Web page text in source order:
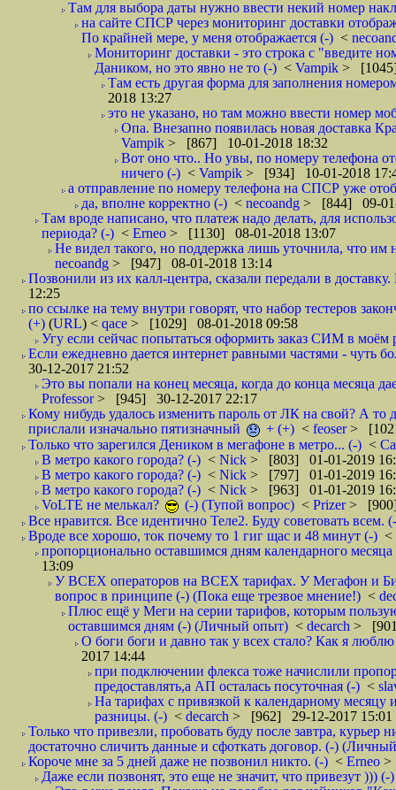
Там для выбора даты нужно ввести некий номер
на сайте СПСР через мониторинг доставки
По крайней мере, у меня отображается (-) <
Мониторинг доставки - это строка с "введите
Даником, но это явно не то (-) < Vampik >
Там есть другая форма для заполнения
2018 13:27
это не указано, но там можно ввести номер
Опа. Внезапно появилась новая доставка
Vampik > [867] 10-01-2018 18:32
Вот оно что.. Но увы, по номеру телефона
ничего (-) < Vampik > [934] 10-01-2018
а отправление по номеру телефона на СПСР уже
да, вполне корректно (-) < necoandg > [844] 09-01-
Там вроде написано, что платеж надо делать, для
периода? (-) < Erneo > [1130] 08-01-2018 13:07
Не видел такого, но поддержка лишь уточнила, что
necoandg > [947] 08-01-2018 13:14
Позвонили из их калл-центра, сказали передали в
12:25
по ссылке на тему внутри говорят, что набор тестеров
(+) (URL) < qace > [1029] 08-01-2018 09:58
Угу если сейчас попытаться оформить заказ СИМ в моём
Если ежедневно дается интернет равными частями - чуть
30-12-2017 21:52
Это вы попали на конец месяца, когда до конца месяца
Professor> [945] 30-12-2017 22:17
Кому нибудь удалось изменить пароль от ЛК на свой? А то
прислали изначально пятизначный
+ (+) < feoser>
Только что зарегился Деником в мегафоне в метро... (-) <
В метро какого города? (-) < Nick > [803] 01-01-2019
В метро какого города? (-) < Nick > [797] 01-01-2019
В метро какого города? (-) < Nick > [963] 01-01-2019
VoLTE не мелькал?
(-) (Тупой вопрос) < Prizer>
Все нравится. Все идентично Теле2. Буду советовать всем.
Вроде все хорошо, ток почему то 1 гиг щас и 48 минут (-) <
пропорционально оставшимся дням календарного
13:09
У ВСЕХ операторов на ВСЕХ тарифах. У Мегафон и Би
вопрос в принципе (-) (Пока еще трезвое мнение!) <
Плюс ещё у Меги на серии тарифов, которым
оставшимся дням (-) (Личный опыт) < decarch >
О боги боги и давно так у всех стало? Как я
2017 14:44
при подключении флекса тоже начислили
предоставлять,а АП осталась посуточная (-) <
На тарифах с привязкой к календарному
разницы. (-) < decarch > [962] 29-12-2017 15:01
Только что привезли, пробовать буду после завтра,
достаточно сличить данные и сфоткать договор. (-)
Короче мне за 5 дней даже не позвонил никто. (-) < Erneo >
Даже если позвонят, это еще не значит, что привезут ))) (-)